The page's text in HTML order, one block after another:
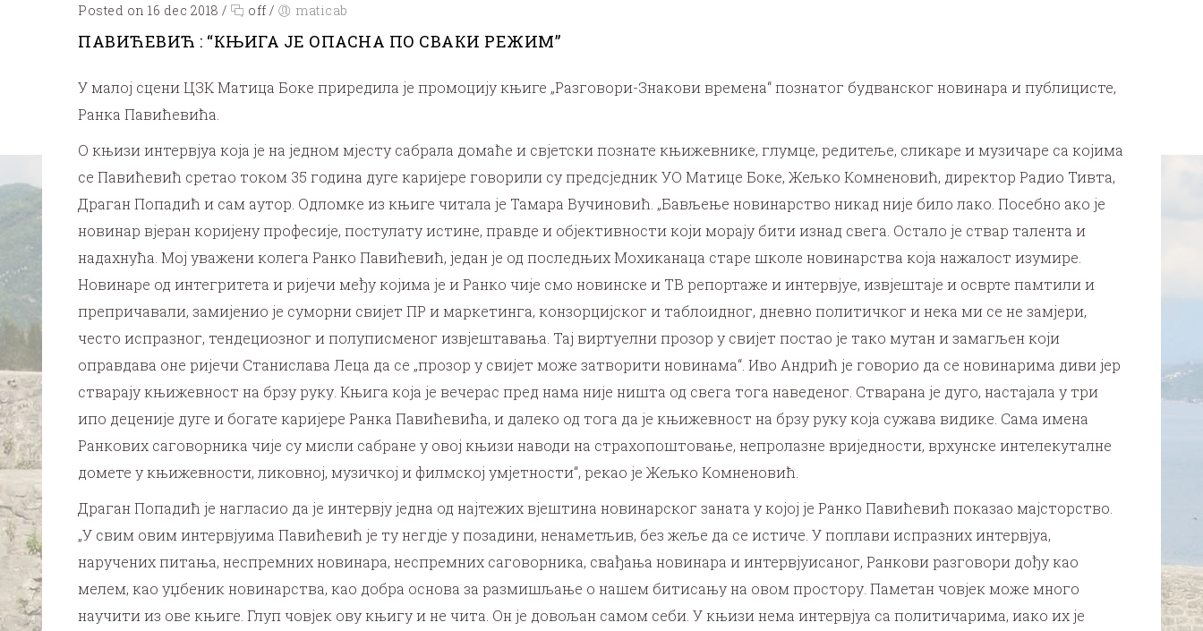
Posted on 16 dec 2018 / off / maticab
ПАВИЋЕВИЋ : “КЊИГА ЈЕ ОПАСНА ПО СВАКИ РЕЖИМ”
У малој сцени ЦЗК Матица Боке приредила је промоцију књиге „Разговори-Знакови времена“ познатог будванског новинара и публицисте,
Ранка Павићевића.
О књизи интервјуа која је на једном мјесту сабрала домаће и свјетски познате књижевнике, глумце, редитеље, сликаре и музичаре са којима
се Павићевић сретао током 35 година дуге каријере говорили су предсједник УО Матице Боке, Жељко Комненовић, директор Радио Тивта,
Драган Попадић и сам аутор. Одломке из књиге читала је Тамара Вучиновић. „Бављење новинарство никад није било лако. Посебно ако је
новинар вјеран коријену професије, постулату истине, правде и објективности који морају бити изнад свега. Остало је ствар талента и
надахнућа. Мој уважени колега Ранко Павићевић, један је од последњих Мохиканаца старе школе новинарства која нажалост изумире.
Новинаре од интегритета и ријечи међу којима је и Ранко чије смо новинске и ТВ репортаже и интервјуе, извјештаје и осврте памтили и
препричавали, замијенио је суморни свијет ПР и маркетинга, конзорцијског и таблоидног, дневно политичког и нека ми се не замјери,
често испразног, тендециозног и полуписменог извјештавања. Тај виртуелни прозор у свијет постао је тако мутан и замагљен који
оправдава оне ријечи Станислава Леца да се „прозор у свијет може затворити новинама“. Иво Андрић је говорио да се новинарима диви јер
стварају књижевност на брзу руку. Књига која је вечерас пред нама није ништа од свега тога наведеног. Стварана је дуго, настајала у три
ипо деценије дуге и богате каријере Ранка Павићевића, и далеко од тога да је књижевност на брзу руку која сужава видике. Сама имена
Ранкових саговорника чије су мисли сабране у овој књизи наводи на страхопоштовање, непролазне вриједности, врхунске интелекуталне
домете у књижевности, ликовној, музичкој и филмској умјетности“, рекао је Жељко Комненовић.
Драган Попадић је нагласио да је интервју једна од најтежих вјештина новинарског заната у којој је Ранко Павићевић показао мајсторство.
„У свим овим интервјуима Павићевић је ту негдје у позадини, ненаметљив, без жеље да се истиче. У поплави испразних интервјуа,
наручених питања, неспремних новинара, неспремних саговорника, свађања новинара и интервјуисаног, Ранкови разговори дођу као
мелем, као уџбеник новинарства, као добра основа за размишљање о нашем битисању на овом простору. Паметан човјек може много
научити из ове књиге. Глуп човјек ову књигу и не чита. Он је довољан самом себи. У књизи нема интервјуа са политичарима, иако их је